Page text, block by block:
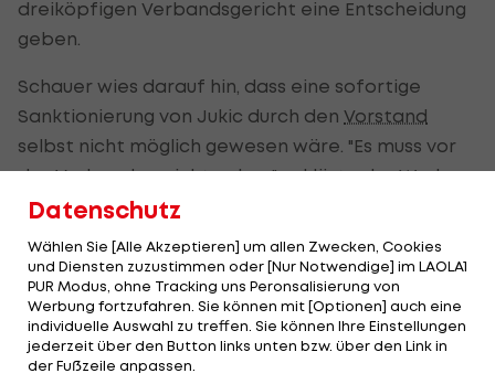
dreiköpfigen Verbandsgericht eine Entscheidung
geben.
Schauer wies darauf hin, dass eine sofortige
Sanktionierung von Jukic durch den Vorstand
selbst nicht möglich gewesen wäre. "Es muss vor
das Verbandsgericht gehen", erklärte der Werbe-
Fachmann.
"Wenn wir vomVorstand ihn gesperrt hätten, was
von den Statuten her gar nicht möglich ist, hätte
Dinko wahrscheinlich über eine einstweilige
Verfügung recht bekommen." Schauer gab aber
an, dass eine Statutenänderung angedacht ist.
Datenschutz
Wählen Sie [Alle Akzeptieren] um allen Zwecken, Cookies
und Diensten zuzustimmen oder [Nur Notwendige] im LAOLA1
PUR Modus, ohne Tracking uns Peronsalisierung von
Werbung fortzufahren. Sie können mit [Optionen] auch eine
individuelle Auswahl zu treffen. Sie können Ihre Einstellungen
jederzeit über den Button links unten bzw. über den Link in
der Fußzeile anpassen.